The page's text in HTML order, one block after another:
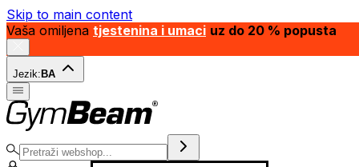
Skip to main content
Vaša omiljena tjestenina i umaci uz do 20 % popusta
Jezik: BA